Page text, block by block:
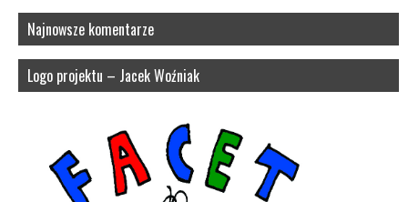
Najnowsze komentarze
Logo projektu – Jacek Woźniak